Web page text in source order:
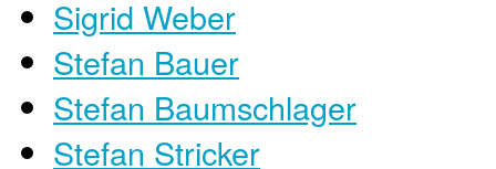
Sigrid Weber
Stefan Bauer
Stefan Baumschlager
Stefan Stricker